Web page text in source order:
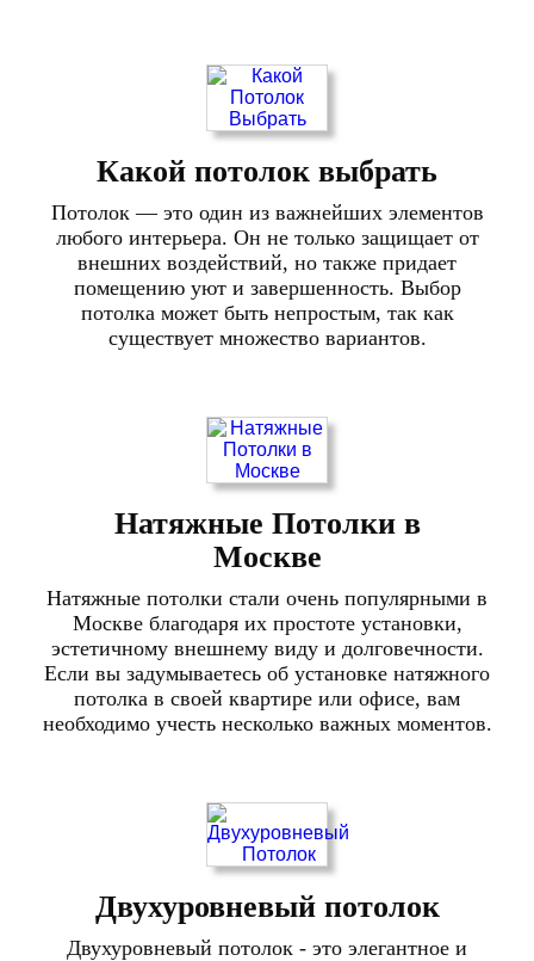
Какой потолок выбрать
Потолок — это один из важнейших элементов
любого интерьера. Он не только защищает от
внешних воздействий, но также придает
помещению уют и завершенность. Выбор
потолка может быть непростым, так как
существует множество вариантов.
Натяжные Потолки в
Москве
Натяжные потолки стали очень популярными в
Москве благодаря их простоте установки,
эстетичному внешнему виду и долговечности.
Если вы задумываетесь об установке натяжного
потолка в своей квартире или офисе, вам
необходимо учесть несколько важных моментов.
Двухуровневый потолок
Двухуровневый потолок - это элегантное и